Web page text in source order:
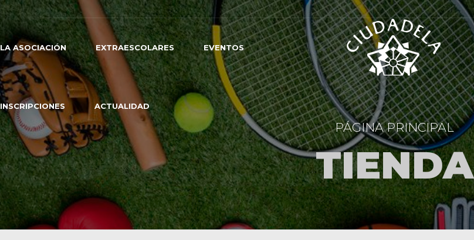
LA ASOCIACIÓN EXTRAESCOLARES EVENTOS
INSCRIPCIONES ACTUALIDAD
PÁGINA PRINCIPAL
TIENDA